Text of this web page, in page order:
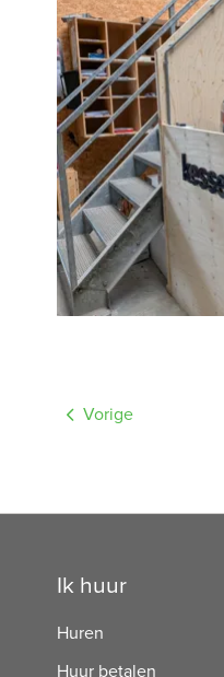
Vorige
Contactinformatie
Ik huur
Huren
Huur betalen